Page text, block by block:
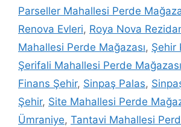
Parseller Mahallesi Perde
Renova Evleri, Roya Nova
Mahallesi Perde Mağazası, Şehir
Şerifali Mahallesi Perde Mağazası
Finans Şehir, Sinpaş Palas,
Şehir, Site Mahallesi Perde
Ümraniye, Tantavi Mahallesi